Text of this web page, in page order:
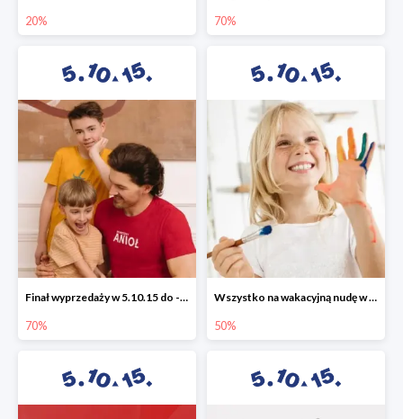
20% 70%
Finał wyprzedaży w 5.10.15 do -70%
70%
Wszystko na wakacyjną nudę w 5.10.15 - gry i zabawki do -50%
50%